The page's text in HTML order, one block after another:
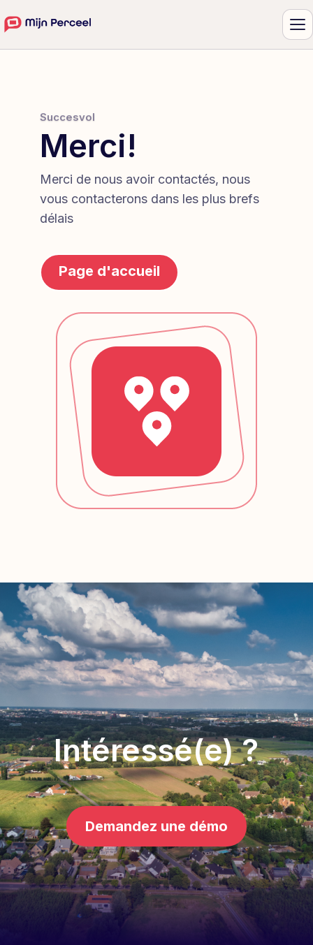
Succesvol
Merci!
Merci de nous avoir contactés, nous
vous contacterons dans les plus brefs
délais
Page d'accueil
Intéressé(e) ?
Demandez une démo